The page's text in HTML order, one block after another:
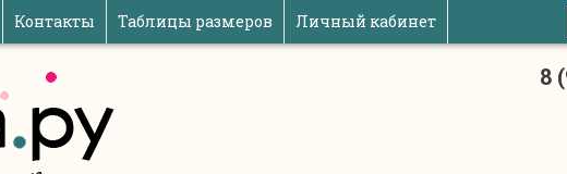
Контакты Таблицы размеров Личный кабинет
8